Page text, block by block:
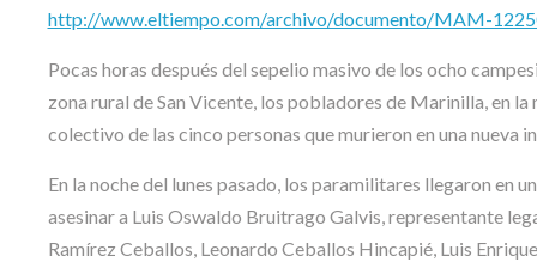
http://www.eltiempo.com/archivo/documento/MAM-
Pocas horas después del sepelio masivo de los ocho
zona rural de San Vicente, los pobladores de Marinilla, en
colectivo de las cinco personas que murieron en una nueva
En la noche del lunes pasado, los paramilitares llegaron en
asesinar a Luis Oswaldo Bruitrago Galvis, representante
Ramírez Ceballos, Leonardo Ceballos Hincapié, Luis